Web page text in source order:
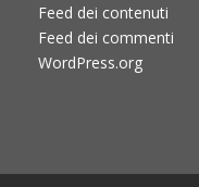
Feed dei contenuti
Feed dei commenti
WordPress.org